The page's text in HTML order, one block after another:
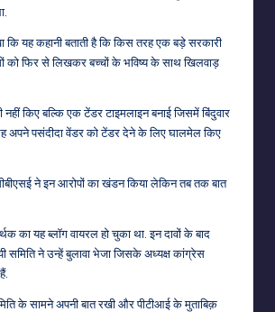
कि यह कहानी बताती है कि किस तरह एक बड़े सरकारी
को फिर से लिखकर बच्चों के भविष्य के साथ खिलवाड़
नहीं किए बल्कि एक टेंडर टाइमलाइन बनाई जिसमें बिंदुवार
अपने पसंदीदा वेंडर को टेंडर देने के लिए घालमेल किए
ने इन आरोपों का खंडन किया लेकिन तब तक बात
का यह ब्लॉग वायरल हो चुका था. इन दावों के बाद
समिति ने उन्हें बुलावा भेजा जिसके अध्यक्ष कांग्रेस
के सामने अपनी बात रखी और पीटीआई के मुताबिक़